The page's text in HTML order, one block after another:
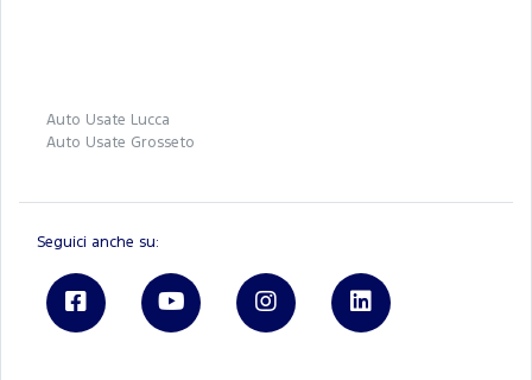
Auto Usate Lucca
Auto Usate Grosseto
Seguici anche su: